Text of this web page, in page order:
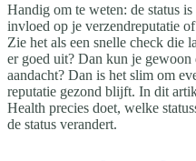
Handig om te weten: de status is
invloed op je verzendreputatie
Zie het als een snelle check die
er goed uit? Dan kun je gewoon
aandacht? Dan is het slim om
reputatie gezond blijft. In dit
Health precies doet, welke
de status verandert.